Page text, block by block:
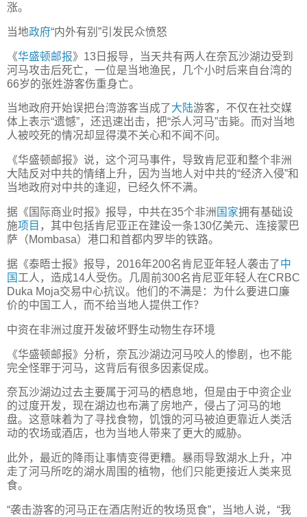
涨。
当地政府“内外有别”引发民众愤怒
《华盛顿邮报》13日报导，当天共有两人在奈瓦沙湖边受到
河马攻击后死亡，一位是当地渔民，几个小时后来自台湾的
66岁的张姓游客伤重身亡。
当地政府开始误把台湾游客当成了大陆游客，不仅在社交媒
体上表示“遗憾”，还迅速出击，把“杀人河马”击毙。而对当地
人被咬死的情况却显得漠不关心和不闻不问。
《华盛顿邮报》说，这个河马事件，导致肯尼亚和整个非洲
大陆反对中共的情绪上升，因为当地人对中共的“经济入侵”和
当地政府对中共的逢迎，已经久怀不满。
据《国际商业时报》报导，中共在35个非洲 国家拥有基础设
施项目 ，其中包括肯尼亚正在建设一条130亿美元、连接蒙巴
萨（Mombasa）港口和首都内罗毕的铁路。
据《泰晤士报》报导，2016年200名肯尼亚年轻人袭击了中
国 工人，造成14人受伤。几周前300名肯尼亚年轻人在CRBC
Duka Moja交易中心抗议。他们的不满是：为什么要进口廉
价的中国工人，而不给当地人提供工作？
中资在非洲过度开发破坏野生动物生存环境
《华盛顿邮报》分析，奈瓦沙湖边河马咬人的惨剧，也不能
完全怪罪于河马，这背后有很多因素促成。
奈瓦沙湖边过去主要属于河马的栖息地，但是由于中资企业
的过度开发，现在湖边也布满了房地产，侵占了河马的地
盘。这意味着为了寻找食物，饥饿的河马被迫更靠近人类活
动的农场或酒店，也为当地人带来了更大的威胁。
此外，最近的降雨让事情变得更糟。暴雨导致湖水上升，冲
走了河马所吃的湖水周围的植物，他们只能更接近人类来觅
食。
“袭击游客的河马正在酒店附近的牧场觅食”，当地人说，“我